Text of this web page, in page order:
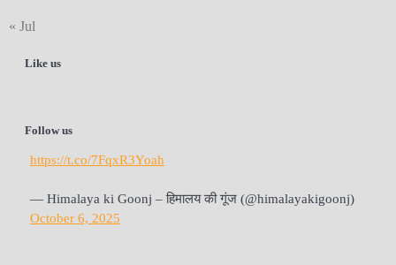
« Jul
Like us
Follow us
https://t.co/7FqxR3Yoah
— Himalaya ki Goonj – हिमालय की गूंज (@himalayakigoonj)
October 6, 2025